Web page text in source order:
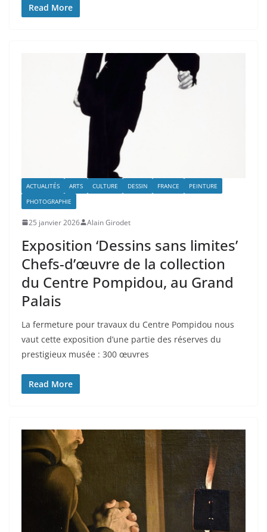
Read More
ACTUALITÉS ARTS CULTURE DESSIN FRANCE
PEINTURE
PHOTOGRAPHIE
25 janvier 2026 Alain Girodet
Exposition ‘Dessins sans limites’
Chefs-d’œuvre de la collection
du Centre Pompidou, au Grand
Palais
La fermeture pour travaux du Centre Pompidou nous
vaut cette exposition d’une partie des réserves du
prestigieux musée : 300 œuvres
Read More